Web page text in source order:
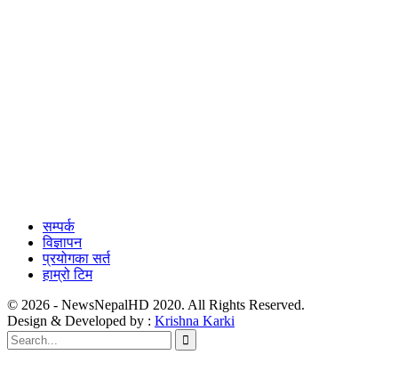
सम्पर्क
विज्ञापन
प्रयोगका सर्त
हाम्रो टिम
© 2026 - NewsNepalHD 2020. All Rights Reserved.
Design & Developed by : Krishna Karki